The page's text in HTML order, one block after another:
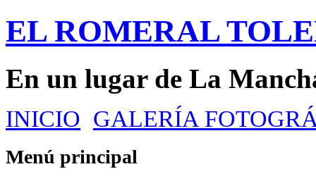
EL ROMERAL
En un lugar de La
INICIO GALERÍA
Menú principal